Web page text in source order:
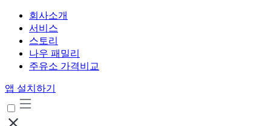
회사소개
서비스
스토리
나우 패밀리
주유소 가격비교
앱 설치하기